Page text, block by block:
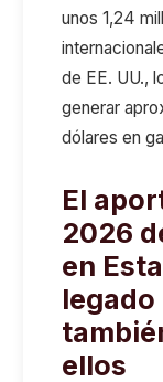
unos 1,24
de EE. UU.,
generar
dólares en
El
2026
en
ellos